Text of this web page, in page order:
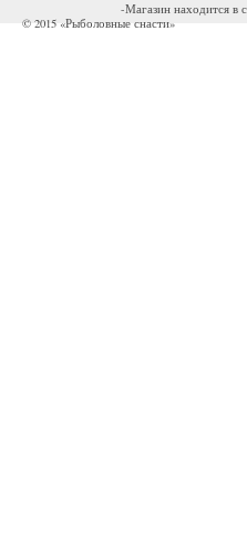
-Магазин находится в
© 2015 «Рыболовные снасти»